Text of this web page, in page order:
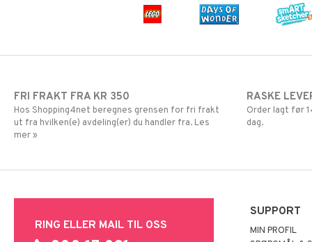
FRI FRAKT FRA KR 350
Hos Shopping4net beregnes grensen for fri frakt
ut fra hvilken(e) avdeling(er) du handler fra. Les
mer »
RASKE
Order lagt før
dag.
RING ELLER MAIL TIL OSS
SUPPORT
MIN PROFIL